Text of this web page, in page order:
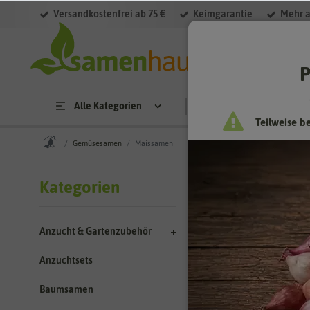
Versandkostenfrei ab 75 € Keimgarantie Mehr
Alle Kategorien
Gemüsesamen Maissamen
Kategorien
Anzucht & Gartenzubehör
Anzuchtsets
Baumsamen
Mais
Mais gehört zu
können Sie über
Ziermais. Dieser
Weitere
Filter
Teilweise